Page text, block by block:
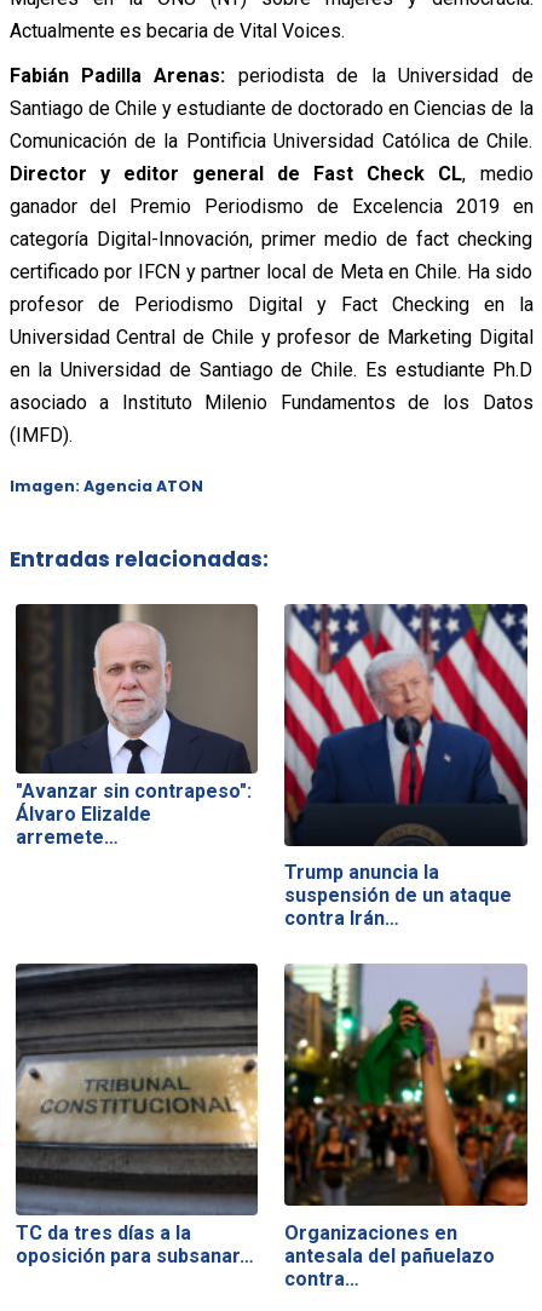
Actualmente es becaria de Vital Voices.
Fabián Padilla Arenas: periodista de la Universidad de
Santiago de Chile y estudiante de doctorado en Ciencias de la
Comunicación de la Pontificia Universidad Católica de Chile.
Director y editor general de Fast Check
CL, medio
ganador del Premio Periodismo de Excelencia 2019 en
categoría Digital-Innovación, primer medio de fact checking
certificado por IFCN y partner local de Meta en Chile. Ha sido
profesor de Periodismo Digital y Fact Checking en la
Universidad Central de Chile y profesor de Marketing Digital
en la Universidad de Santiago de Chile. Es estudiante Ph.D
asociado a Instituto Milenio Fundamentos de los Datos
(IMFD).
Imagen: Agencia ATON
Entradas relacionadas:
"Avanzar sin contrapeso":
Álvaro Elizalde
arremete…
Trump anuncia la
suspensión de un ataque
contra Irán…
TC da tres días a la
oposición para subsanar…
Organizaciones en
antesala del pañuelazo
contra…